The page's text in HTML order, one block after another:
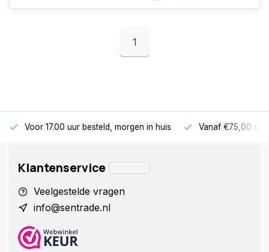
1
Voor 17.00 uur besteld, morgen in huis Vanaf €75,00
Klantenservice
Veelgestelde vragen
info@sentrade.nl